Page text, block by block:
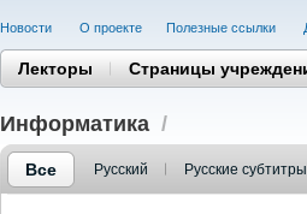
Новости О проекте Полезные cсылки
Лекторы Страницы
Информатика /
Все Русский Русские субтитры